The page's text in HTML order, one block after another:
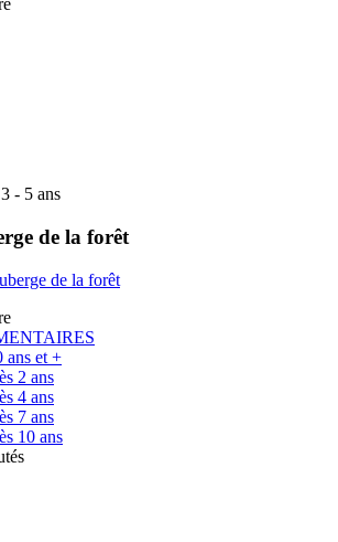
- 5 ans
de la forêt
de la forêt
ans et +
2 ans
4 ans
7 ans
10 ans